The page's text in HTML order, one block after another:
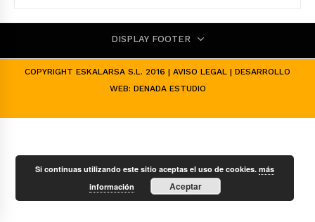
DISPLAY FOOTER
COPYRIGHT ESKALARSA S.L. 2016 | AVISO LEGAL | DESARROLLO
WEB: DENADA ESTUDIO
Si continuas utilizando este sitio aceptas el uso de cookies.más
información
Aceptar